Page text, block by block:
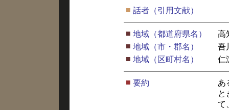
■ 話者（引用文献）
■ 地域（都道府県名）
高
■ 地域（市・郡名）
吾
■ 地域（区町村名） 仁
■ 要約
あ
と
て